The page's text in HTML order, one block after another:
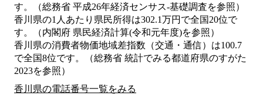
す。（総務省 平成26年経済センサス‐基礎調査を参照）
香川県の1人あたり県民所得は302.1万円で全国20位で
す。（内閣府 県民経済計算(令和元年度)を参照）
香川県の消費者物価地域差指数（交通・通信）は100.7
で全国8位です。（総務省 統計でみる都道府県のすがた
2023を参照）
香川県の電話番号一覧をみる